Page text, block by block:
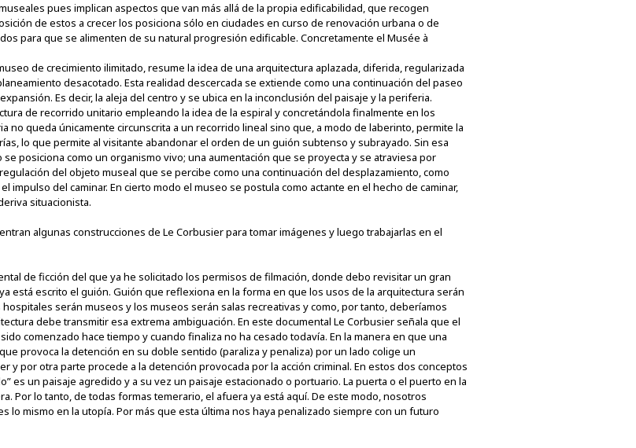
pues implican aspectos que van más allá de la propia edificabilidad, que recogen
de estos a crecer los posiciona sólo en ciudades en curso de renovación urbana o de
para que se alimenten de su natural progresión edificable. Concretamente el Musée à
de crecimiento ilimitado, resume la idea de una arquitectura aplazada, diferida, regularizada
desacotado. Esta realidad descercada se extiende como una continuación del paseo
Es decir, la aleja del centro y se ubica en la inconclusión del paisaje y la periferia.
de recorrido unitario empleando la idea de la espiral y concretándola finalmente en los
no queda únicamente circunscrita a un recorrido lineal sino que, a modo de laberinto, permite la
lo que permite al visitante abandonar el orden de un guión subtenso y subrayado. Sin esa
posiciona como un organismo vivo; una aumentación que se proyecta y se atraviesa por
del objeto museal que se percibe como una continuación del desplazamiento, como
impulso del caminar. En cierto modo el museo se postula como actante en el hecho de caminar,
situacionista.
algunas construcciones de Le Corbusier para tomar imágenes y luego trabajarlas en el
de ficción del que ya he solicitado los permisos de filmación, donde debo revisitar un gran
está escrito el guión. Guión que reflexiona en la forma en que los usos de la arquitectura serán
serán museos y los museos serán salas recreativas y como, por tanto, deberíamos
debe transmitir esa extrema ambiguación. En este documental Le Corbusier señala que el
comenzado hace tiempo y cuando finaliza no ha cesado todavía. En la manera en que una
provoca la detención en su doble sentido (paraliza y penaliza) por un lado colige un
por otra parte procede a la detención provocada por la acción criminal. En estos dos conceptos
es un paisaje agredido y a su vez un paisaje estacionado o portuario. La puerta o el puerto en la
Por lo tanto, de todas formas temerario, el afuera ya está aquí. De este modo, nosotros
lo mismo en la utopía. Por más que esta última nos haya penalizado siempre con un futuro